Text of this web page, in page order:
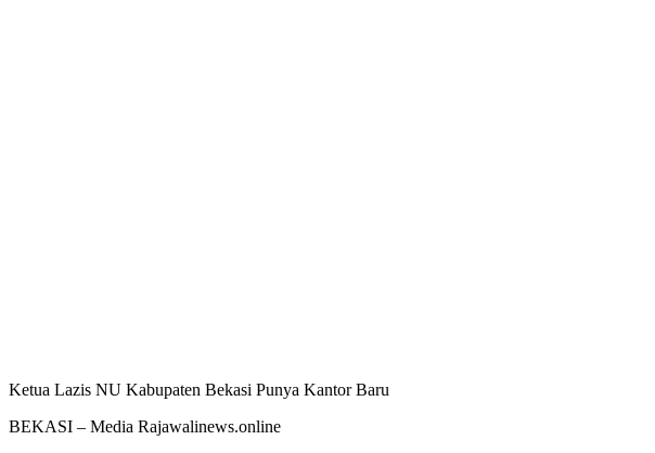
Ketua Lazis NU Kabupaten Bekasi Punya Kantor Baru
BEKASI – Media Rajawalinews.online